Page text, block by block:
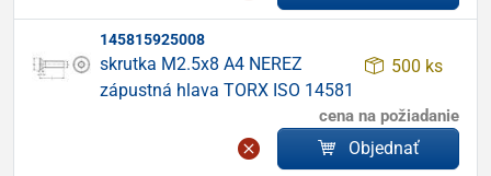
145815925008
skrutka M2.5x8 A4 NEREZ
zápustná hlava TORX ISO 14581
500 ks
cena na požiadanie
Objednať